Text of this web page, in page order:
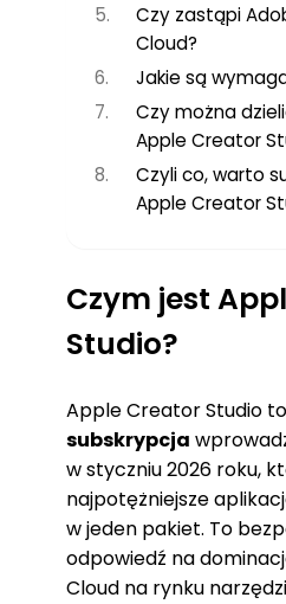
Czy zastąpi
Cloud?
Jakie są
Czy można
Apple Creator
Czyli co, warto
Apple Creator
Czym jest
Studio?
Apple Creator Studio
subskrypcja
w styczniu 2026 roku,
najpotężniejsze
w jeden pakiet. To
odpowiedź na
Cloud na rynku